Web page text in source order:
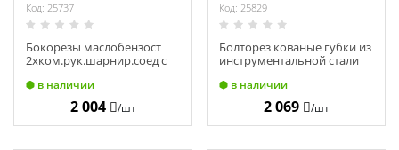
Код: 25737
Бокорезы маслобензост
2хком.рук.шарнир.соед с
160мм.KRAFTOOL"KRAFT-
MAX 22011-5-16
в наличии
2 004 /шт
Код: 25829
Болторез кованые губки из
инструментальной стали
23313-045
в наличии
2 069 /шт